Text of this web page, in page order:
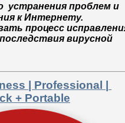
устранения проблем и
к Интернету.
процесс
вирусной
| Professional |
+ Portable